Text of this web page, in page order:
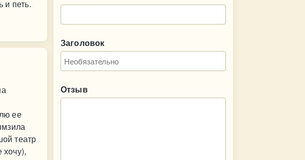
петь.
ее
театр
Заголовок
Отзыв